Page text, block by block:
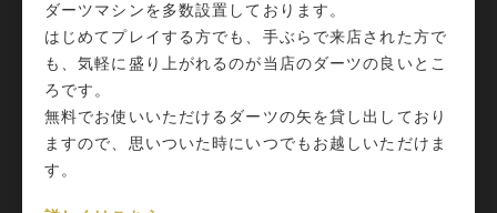
ダーツマシンを多数設置しております。
はじめてプレイする方でも、手ぶらで来店された方で
も、気軽に盛り上がれるのが当店のダーツの良いとこ
ろです。
無料でお使いいただけるダーツの矢を貸し出しており
ますので、思いついた時にいつでもお越しいただけま
す。